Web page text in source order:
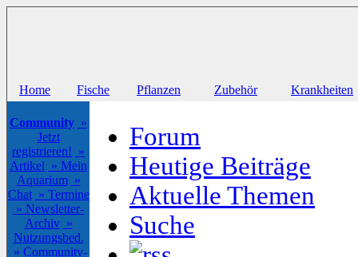
Home Fische Pflanzen Zubehör Krankheiten
Community »
Jetzt
registrieren! »
Artikel » Mein
Aquarium »
Chat » Termine
» Newsletter-
Archiv »
Nutzungsbed.
» Community-
Forum
Heutige Beiträge
Aktuelle Themen
Suche